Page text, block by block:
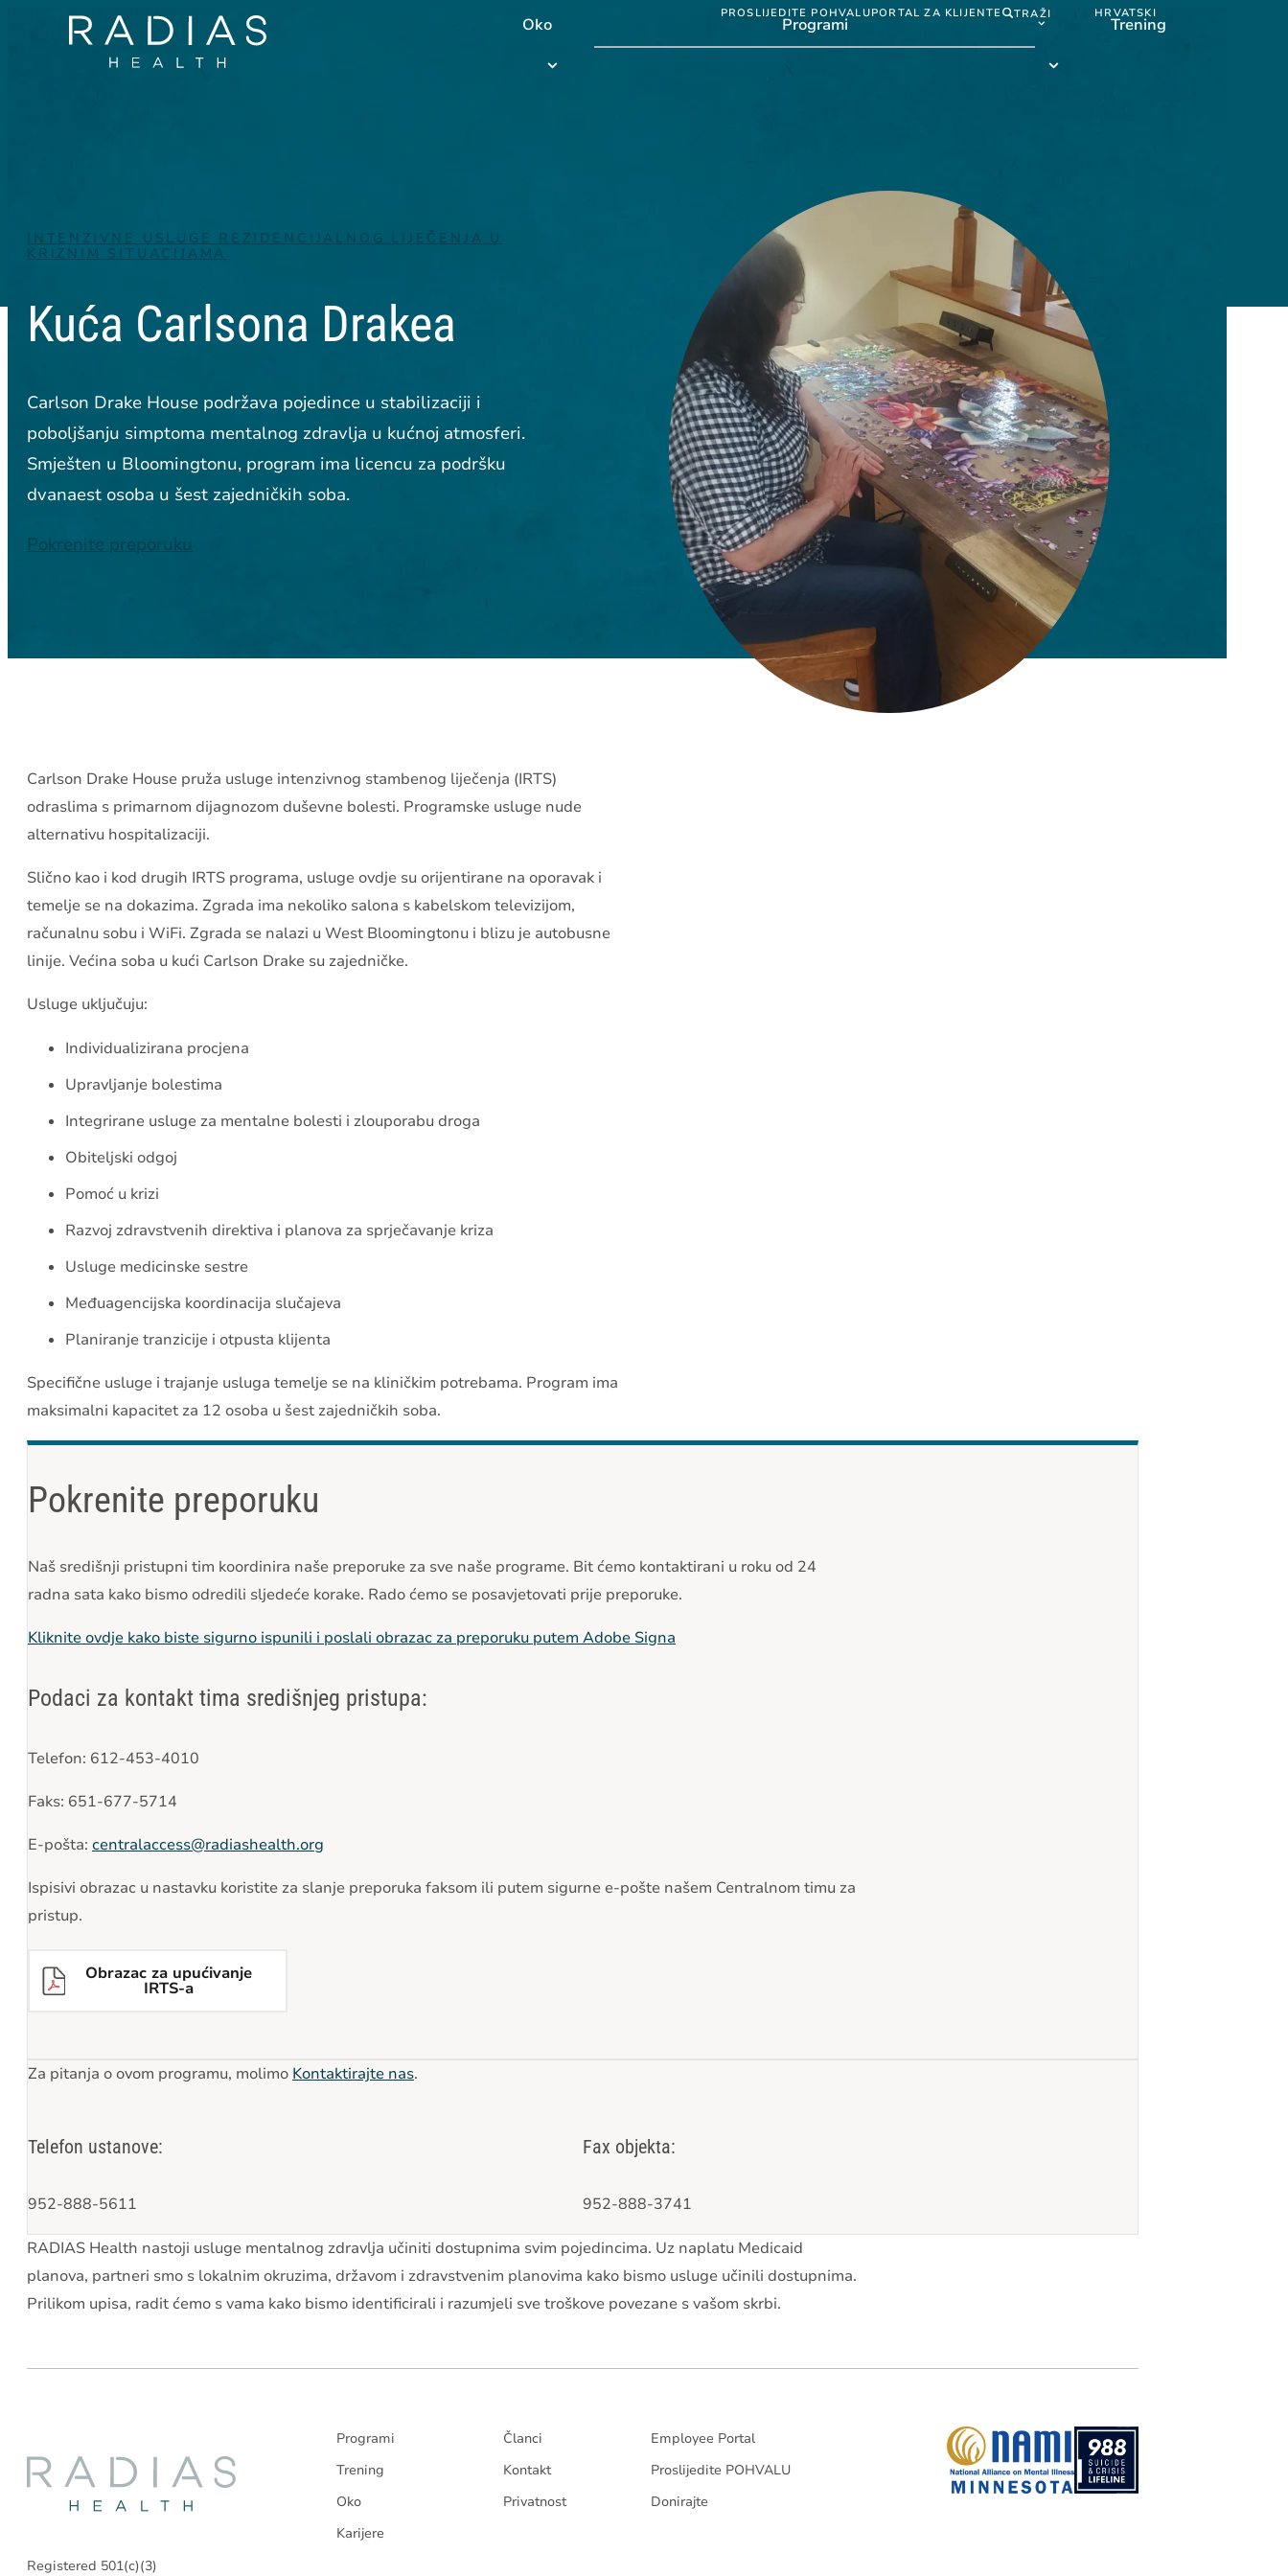
PROSLIJEDITE POHVALUPORTAL ZA KLIJENTE TRAŽI HRVATSKI
Hrvatski
Oko
Programi
Programi
Trening
Trening
INTENZIVNE USLUGE REZIDENCIJALNOG LIJEČENJA U
KRIZNIM SITUACIJAMA
Kuća Carlsona Drakea
Carlson Drake House podržava pojedince u stabilizaciji i
poboljšanju simptoma mentalnog zdravlja u kućnoj atmosferi.
Smješten u Bloomingtonu, program ima licencu za podršku
dvanaest osoba u šest zajedničkih soba.
Pokrenite preporuku
Carlson Drake House pruža usluge intenzivnog stambenog liječenja (IRTS)
odraslima s primarnom dijagnozom duševne bolesti. Programske usluge nude
alternativu hospitalizaciji.
Slično kao i kod drugih IRTS programa, usluge ovdje su orijentirane na oporavak i
temelje se na dokazima. Zgrada ima nekoliko salona s kabelskom televizijom,
računalnu sobu i WiFi. Zgrada se nalazi u West Bloomingtonu i blizu je autobusne
linije. Većina soba u kući Carlson Drake su zajedničke.
Usluge uključuju:
Individualizirana procjena
Upravljanje bolestima
Integrirane usluge za mentalne bolesti i zlouporabu droga
Obiteljski odgoj
Pomoć u krizi
Razvoj zdravstvenih direktiva i planova za sprječavanje kriza
Usluge medicinske sestre
Međuagencijska koordinacija slučajeva
Planiranje tranzicije i otpusta klijenta
Specifične usluge i trajanje usluga temelje se na kliničkim potrebama. Program ima
maksimalni kapacitet za 12 osoba u šest zajedničkih soba.
Pokrenite preporuku
Naš središnji pristupni tim koordinira naše preporuke za sve naše programe. Bit ćemo kontaktirani u roku od 24
radna sata kako bismo odredili sljedeće korake. Rado ćemo se posavjetovati prije preporuke.
Kliknite ovdje kako biste sigurno ispunili i poslali obrazac za preporuku putem Adobe Signa
Podaci za kontakt tima središnjeg pristupa:
Telefon: 612-453-4010
Faks: 651-677-5714
E-pošta: centralaccess@radiashealth.org
Ispisivi obrazac u nastavku koristite za slanje preporuka faksom ili putem sigurne e-pošte našem Centralnom timu za
pristup.
Obrazac za upućivanje
IRTS-a
Za pitanja o ovom programu, molimo Kontaktirajte nas.
Telefon ustanove:
952-888-5611
Fax objekta:
952-888-3741
RADIAS Health nastoji usluge mentalnog zdravlja učiniti dostupnima svim pojedincima. Uz naplatu Medicaid
planova, partneri smo s lokalnim okruzima, državom i zdravstvenim planovima kako bismo usluge učinili dostupnima.
Prilikom upisa, radit ćemo s vama kako bismo identificirali i razumjeli sve troškove povezane s vašom skrbi.
Registered 501(c)(3)
Programi
Trening
Oko
Karijere
Članci
Kontakt
Privatnost
Employee Portal
Proslijedite POHVALU
Donirajte